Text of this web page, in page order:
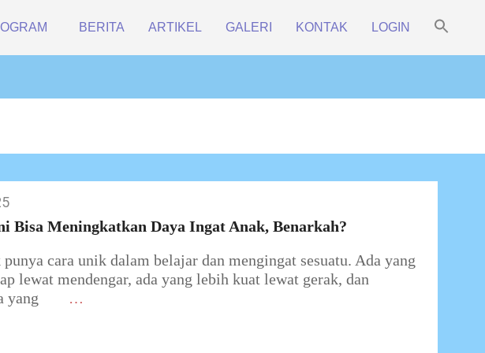
BERITA ARTIKEL GALERI KONTAK LOGIN
Bisa Meningkatkan Daya Ingat Anak, Benarkah?
punya cara unik dalam belajar dan mengingat sesuatu. Ada yang
lewat mendengar, ada yang lebih kuat lewat gerak, dan
yang
…